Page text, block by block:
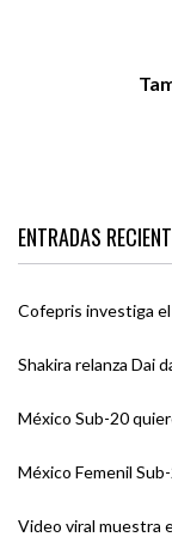
ENTRADAS
Cofepris investiga
Shakira relanza Dai
México Sub-20
México Femenil
Video viral muestra